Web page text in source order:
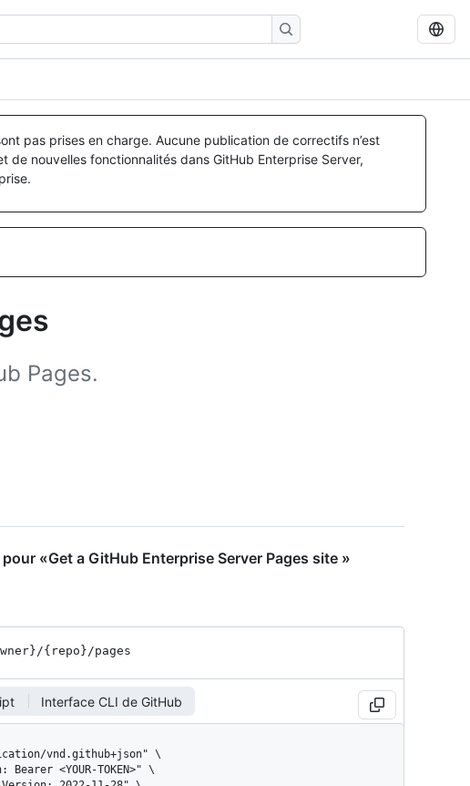
pas prises en charge. Aucune publication de correctifs n’est
nouvelles fonctionnalités dans GitHub Enterprise Server,
Pages.
«Get a GitHub Enterprise Server Pages site »
/{repo}/pages
Interface CLI de GitHub